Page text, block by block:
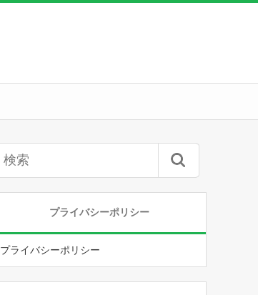
プライバシーポリシー
プライバシーポリシー